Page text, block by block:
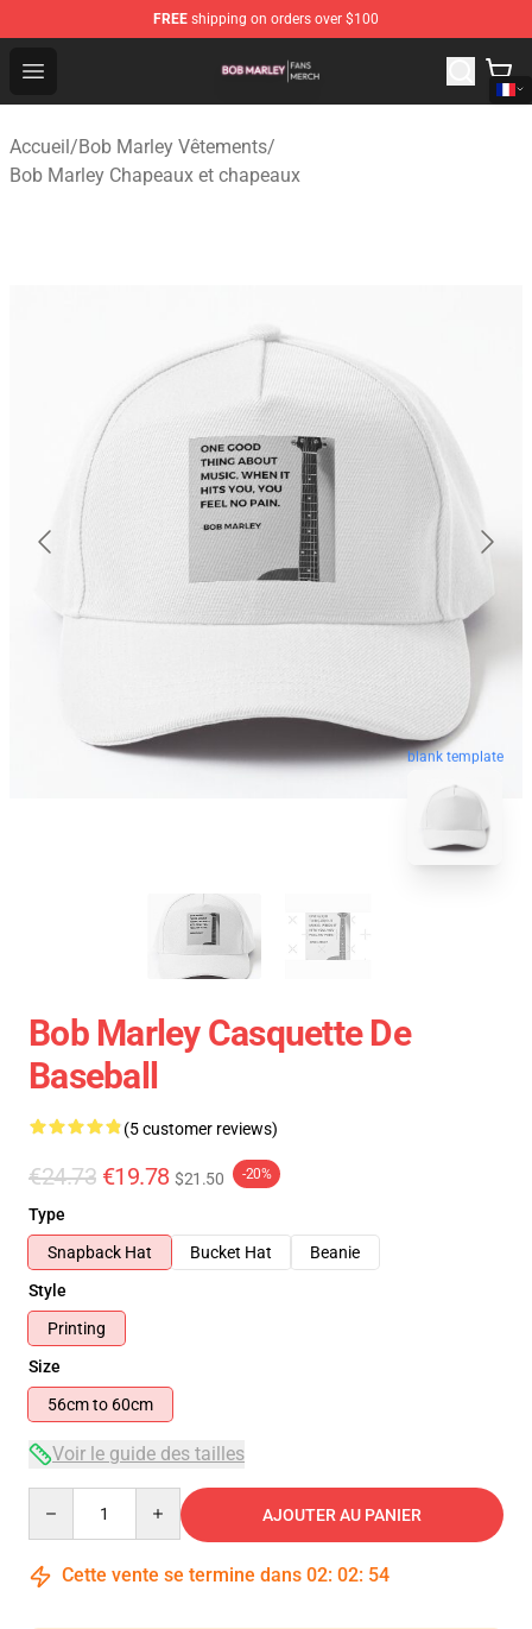
FREE shipping on orders over $100
Open menu
Bob Marley Shop - Official Bob Marley Merchandise
Accueil/Bob Marley Vêtements/
Bob Marley Chapeaux et chapeaux
blank template
Bob Marley Casquette De
Baseball
(5 customer reviews)
€24.73 €19.78 $21.50 -20%
Type
Snapback Hat
Bucket Hat
Beanie
Style
Printing
Size
56cm to 60cm
Voir le guide des tailles
AJOUTER AU PANIER
Cette vente se termine dans 02: 02: 54